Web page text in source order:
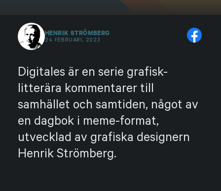
HENRIK STRÖMBERG
24 FEBRUARI, 2023
Digitales är en serie grafisk-
litterära kommentarer till
samhället och samtiden, något av
en dagbok i meme-format,
utvecklad av grafiska designern
Henrik Strömberg.